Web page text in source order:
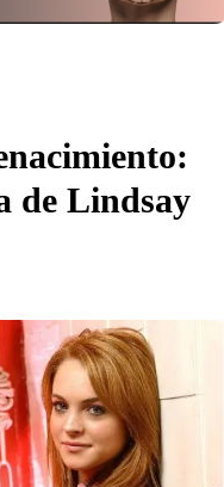
de Lindsay